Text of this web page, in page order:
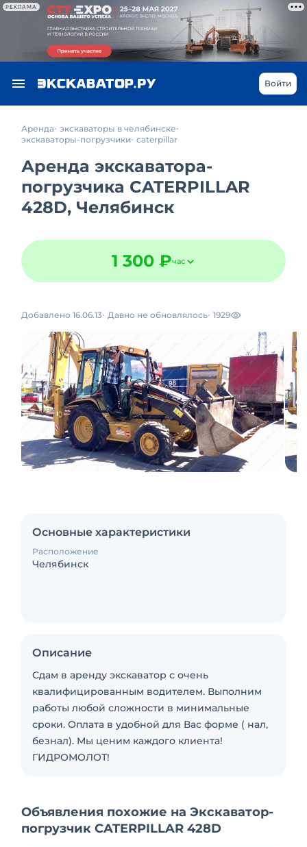
РЕКЛАМА
Войти
Аренда экскаваторы в челябинске
экскаваторы-погрузчики caterpillar
Аренда экскаватора-
погрузчика CATERPILLAR
428D, Челябинск
1 300 ₽час
Добавлено 16.06.13 Давно не обновлялось 1929
Основные характеристики
Расположение
Челябинск
Описание
Сдам в аренду экскаватор с очень
квалифицированным водителем. Выполним
работы любой сложности в минимальные
сроки. Оплата в удобной для Вас форме ( нал,
безнал). Мы ценим каждого клиента!
ГИДРОМОЛОТ!
Объявления похожие на Экскаватор-
погрузчик CATERPILLAR 428D